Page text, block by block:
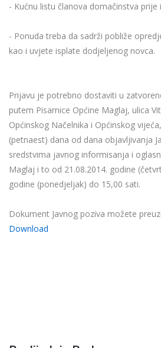
- Kućnu listu članova domačinstva prije
- Ponuda treba da sadrži pobliže
kao i uvjete isplate dodjeljenog novca.
Prijavu je potrebno dostaviti u
putem Pisarnice Općine Maglaj, ulica
Općinskog Načelnika i Općinskog
(petnaest) dana od dana objavljivanja
sredstvima javnog informisanja i
Maglaj i to od 21.08.2014. godine
godine (ponedjeljak) do 15,00 sati.
Dokument Javnog poziva možete
Download